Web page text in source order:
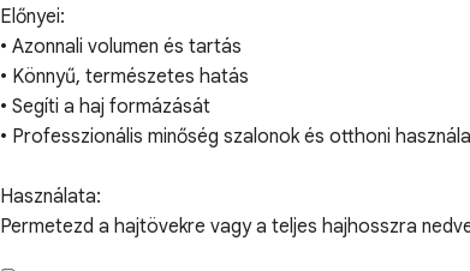
Előnyei:
• Azonnali volumen és tartás
• Könnyű, természetes hatás
• Segíti a haj formázását
• Professzionális minőség szalonok és otthoni
Használata:
Permetezd a hajtövekre vagy a teljes hajhosszra